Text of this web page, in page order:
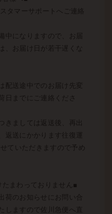
タマーサポートへご連絡
中になりますので、お届
、お届け日が若干遅くな
配送途中でのお届け先変
日までにご連絡くださ
きましては返送後、再出
返送にかかります往復運
ていただきますので予め
まわっておりません■
荷のお知らせにお問い合
しますので佐川急便へ直